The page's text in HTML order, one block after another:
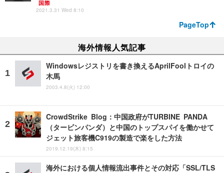
国際
2021.3.31 Wed 8:10
PageTop
海外情報人気記事
Windowsレジストリを書き換えるAprilFoolトロイの
木馬
2003.4.8(火) 12:00
CrowdStrike Blog：中国政府がTURBINE PANDA
（タービンパンダ）と中国のトップスパイを働かせて
ジェット旅客機C919の製造で楽をした方法
2019.12.19(木) 8:15
海外における個人情報流出事件とその対応「SSL/TLS